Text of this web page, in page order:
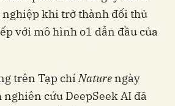
nghiệp khi trở thành đối thủ
với mô hình o1 dẫn đầu của
trên Tạp chíNature ngày
cứu DeepSeek AI đã